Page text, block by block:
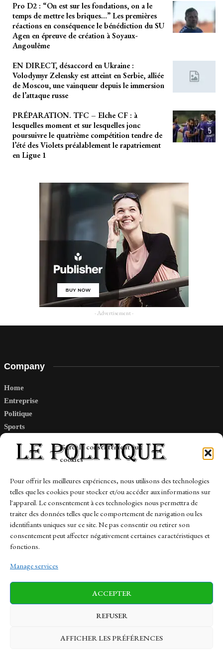
Gérer le consentement aux
cookies
Pour offrir les meilleures expériences, nous utilisons des technologies
telles que les cookies pour stocker et/ou accéder aux informations sur
l'appareil. Le consentement à ces technologies nous permettra de
traiter des données telles que le comportement de navigation ou les
identifiants uniques sur ce site. Ne pas consentir ou retirer son
consentement peut affecter négativement certaines caractéristiques et
fonctions.
Manage services
ACCEPTER
REFUSER
AFFICHER LES PRÉFÉRENCES
Pro D2 : “On est sur les fondations, on a le
temps de mettre les briques…” Les premières
réactions en conséquence le bénédiction du SU
Agen en épreuve de création à Soyaux-
Angoulême
EN DIRECT, désaccord en Ukraine :
Volodymyr Zelensky est atteint en Serbie, alliée
de Moscou, une vainqueur depuis le immersion
de l’attaque russe
PRÉPARATION. TFC – Elche CF : à
lesquelles moment et sur lesquelles jonc
poursuivre le quatrième compétition tendre de
l’été des Violets préalablement le rapatriement
en Ligue 1
- Advertisement -
Company
Home
Entreprise
Politique
Sports
Links
Contact
Sitemap
News Finance-Marches Politics
Business Tech Health Sports Travel
© 1997-2026 - lepolitique.net. All Rights Reserved.